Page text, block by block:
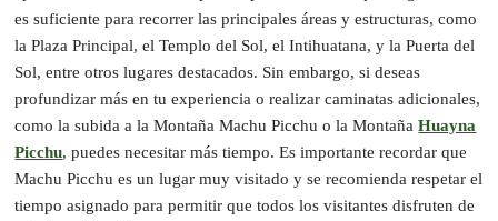
es suficiente para recorrer las principales áreas y estructuras, como
la Plaza Principal, el Templo del Sol, el Intihuatana, y la Puerta del
Sol, entre otros lugares destacados. Sin embargo, si deseas
profundizar más en tu experiencia o realizar caminatas adicionales,
como la subida a la Montaña Machu Picchu o la MontañaHuayna
Picchu, puedes necesitar más tiempo. Es importante recordar que
Machu Picchu es un lugar muy visitado y se recomienda respetar el
tiempo asignado para permitir que todos los visitantes disfruten de